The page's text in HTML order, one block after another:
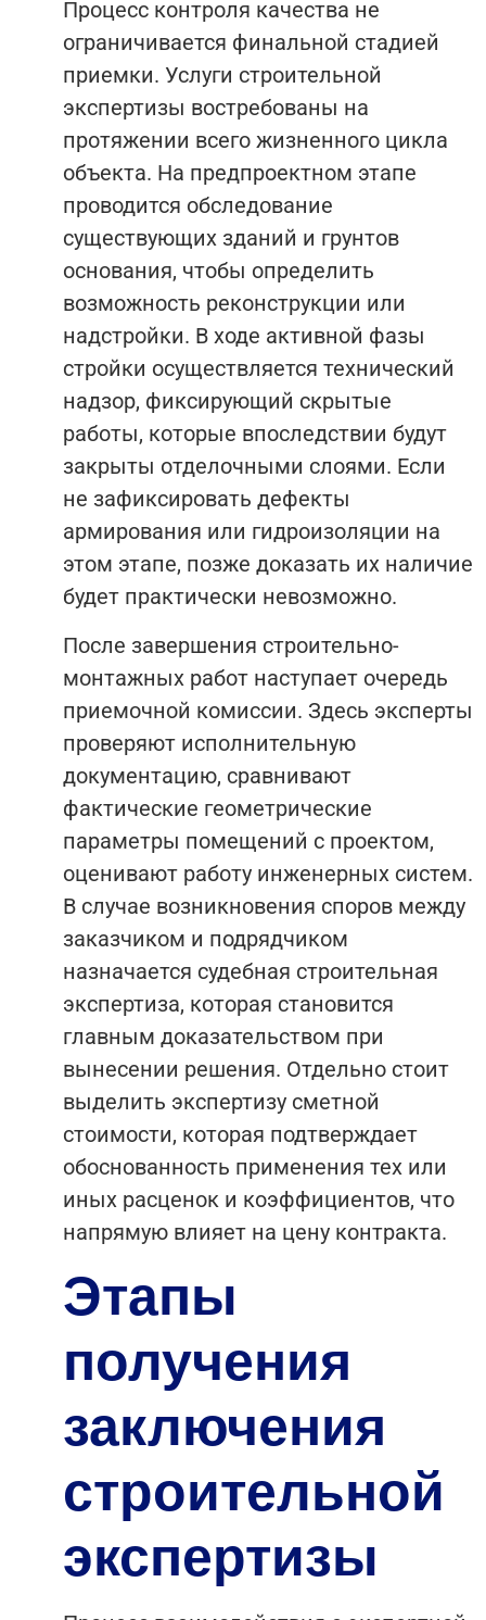
Процесс контроля качества не
ограничивается финальной стадией
приемки. Услуги строительной
экспертизы востребованы на
протяжении всего жизненного цикла
объекта. На предпроектном этапе
проводится обследование
существующих зданий и грунтов
основания, чтобы определить
возможность реконструкции или
надстройки. В ходе активной фазы
стройки осуществляется технический
надзор, фиксирующий скрытые
работы, которые впоследствии будут
закрыты отделочными слоями. Если
не зафиксировать дефекты
армирования или гидроизоляции на
этом этапе, позже доказать их наличие
будет практически невозможно.
После завершения строительно-
монтажных работ наступает очередь
приемочной комиссии. Здесь эксперты
проверяют исполнительную
документацию, сравнивают
фактические геометрические
параметры помещений с проектом,
оценивают работу инженерных систем.
В случае возникновения споров между
заказчиком и подрядчиком
назначается судебная строительная
экспертиза, которая становится
главным доказательством при
вынесении решения. Отдельно стоит
выделить экспертизу сметной
стоимости, которая подтверждает
обоснованность применения тех или
иных расценок и коэффициентов, что
напрямую влияет на цену контракта.
Этапы
получения
заключения
строительной
экспертизы